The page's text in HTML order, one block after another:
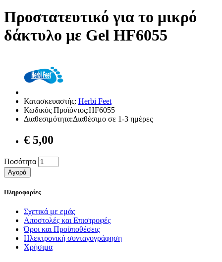
Προστατευτικό για το μικρό
δάκτυλο με Gel HF6055
Κατασκευαστής: Herbi Feet
Κωδικός Προϊόντος:HF6055
Διαθεσιμότητα:Διαθέσιμο σε 1-3 ημέρες
€ 5,00
Ποσότητα
Αγορά
Πληροφορίες
Σχετικά με εμάς
Αποστολές και Επιστροφές
Όροι και Προϋποθέσεις
Ηλεκτρονική συνταγογράφηση
Χρήσιμα